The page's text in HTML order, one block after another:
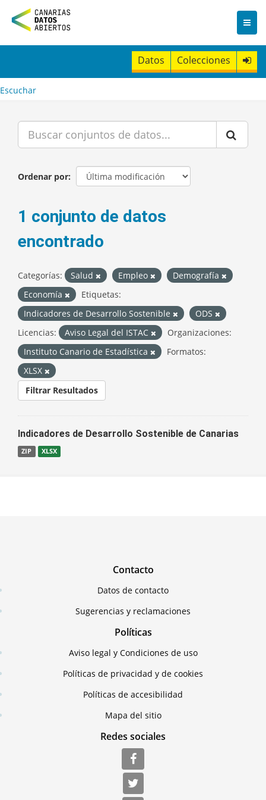
n
t
Datos Colecciones
Escuchar
Ordenar por
1 conjunto de datos
encontrado
Categorías: Salud Empleo
Demografía
Economía
Etiquetas:
Indicadores de Desarrollo Sostenible
ODS
Licencias:
Aviso Legal del ISTAC
Organizaciones:
Instituto Canario de Estadística
Formatos:
XLSX
Filtrar Resultados
Indicadores de Desarrollo Sostenible de Canarias
ZIP XLSX
Contacto
Datos de contacto
Sugerencias y reclamaciones
Políticas
Aviso legal y Condiciones de uso
Políticas de privacidad y de cookies
Políticas de accesibilidad
Mapa del sitio
Redes sociales